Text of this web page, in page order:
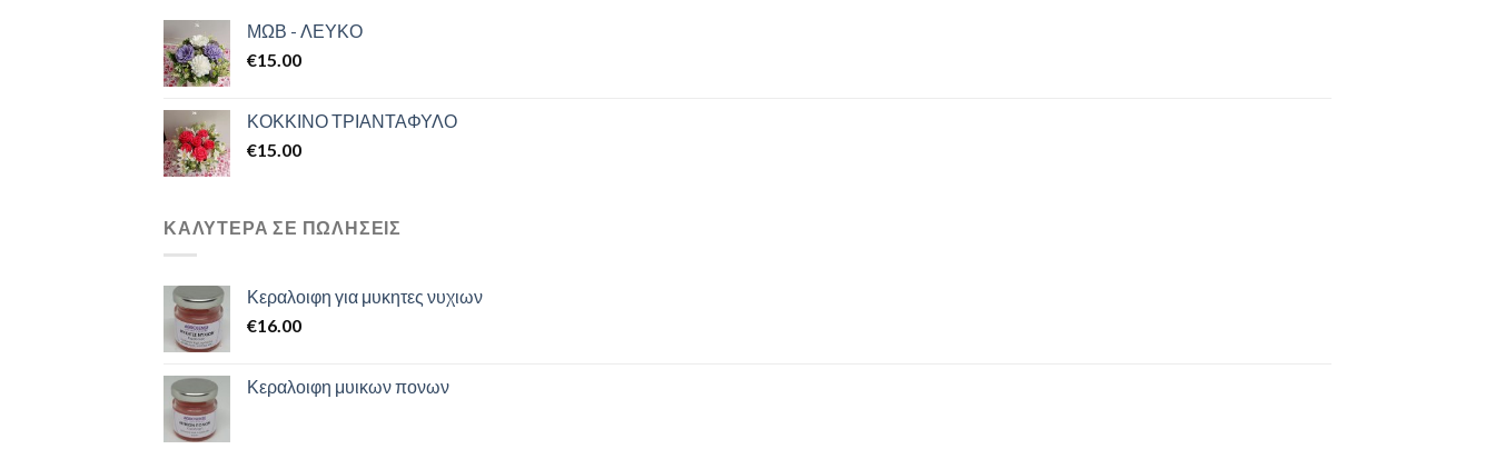
ΜΩΒ - ΛΕΥΚΟ
€15.00
ΚΟΚΚΙΝΟ ΤΡΙΑΝΤΑΦΥΛΟ
€15.00
ΚΑΛΥΤΕΡΑ ΣΕ ΠΩΛΗΣΕΙΣ
Κεραλοιφη για μυκητες νυχιων
€16.00
Κεραλοιφη μυικων πονων